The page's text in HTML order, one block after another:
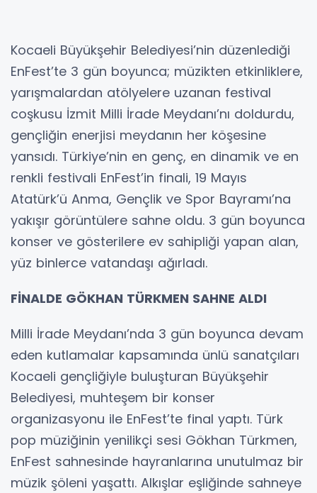
Kocaeli Büyükşehir Belediyesi’nin düzenlediği
EnFest’te 3 gün boyunca; müzikten etkinliklere,
yarışmalardan atölyelere uzanan festival
coşkusu İzmit Milli İrade Meydanı’nı doldurdu,
gençliğin enerjisi meydanın her köşesine
yansıdı. Türkiye’nin en genç, en dinamik ve en
renkli festivali EnFest’in finali, 19 Mayıs
Atatürk’ü Anma, Gençlik ve Spor Bayramı’na
yakışır görüntülere sahne oldu. 3 gün boyunca
konser ve gösterilere ev sahipliği yapan alan,
yüz binlerce vatandaşı ağırladı.
FİNALDE GÖKHAN TÜRKMEN SAHNE ALDI
Milli İrade Meydanı’nda 3 gün boyunca devam
eden kutlamalar kapsamında ünlü sanatçıları
Kocaeli gençliğiyle buluşturan Büyükşehir
Belediyesi, muhteşem bir konser
organizasyonu ile EnFest’te final yaptı. Türk
pop müziğinin yenilikçi sesi Gökhan Türkmen,
EnFest sahnesinde hayranlarına unutulmaz bir
müzik şöleni yaşattı. Alkışlar eşliğinde sahneye